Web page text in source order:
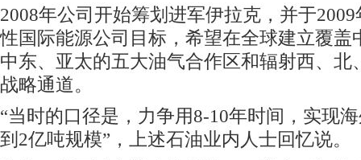
2008年公司开始筹划进军伊拉克，并于
性国际能源公司目标，希望在全球建立覆盖
中东、亚太的五大油气合作区和辐射西、北
战略通道。
“当时的口径是，力争用8-10年时间，实现
到2亿吨规模”，上述石油业内人士回忆说。